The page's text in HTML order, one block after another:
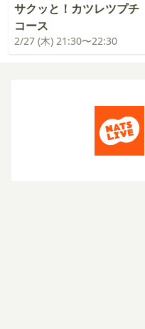
サクッと！カツレツプチ
コース
2/27 (木) 21:30〜22:30